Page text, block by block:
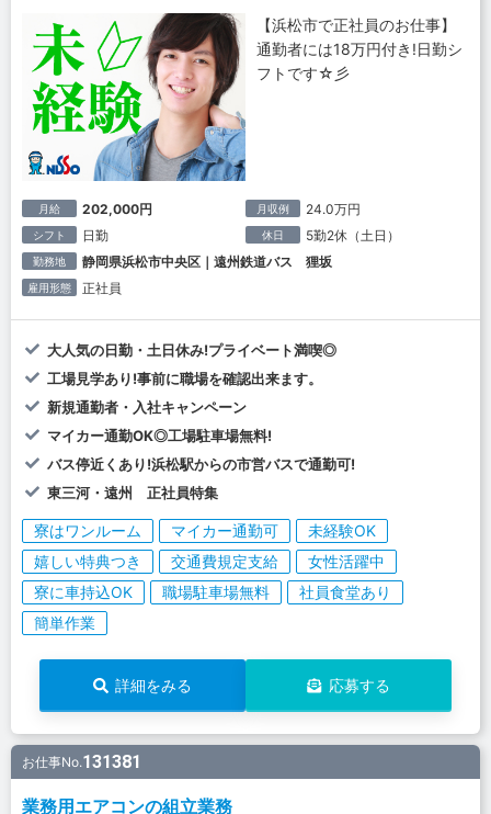
【浜松市で正社員のお仕事】
通勤者には18万円付き!日勤シ
フトです☆彡
月給 202,000円 月収例 24.0万円
シフト 日勤 休日 5勤2休（土日）
勤務地 静岡県浜松市中央区｜遠州鉄道バス 狸坂
雇用形態 正社員
大人気の日勤・土日休み!プライベート満喫◎
工場見学あり!事前に職場を確認出来ます。
新規通勤者・入社キャンペーン
マイカー通勤OK◎工場駐車場無料!
バス停近くあり!浜松駅からの市営バスで通勤可!
東三河・遠州 正社員特集
寮はワンルーム マイカー通勤可
未経験OK
嬉しい特典つき
交通費規定支給
女性活躍中
寮に車持込OK
職場駐車場無料
社員食堂あり
簡単作業
詳細をみる 応募する
お仕事No.131381
業務用エアコンの組立業務